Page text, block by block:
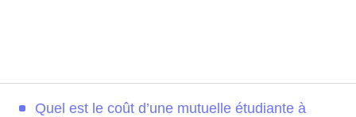
Quel est le coût d’une mutuelle étudiante à